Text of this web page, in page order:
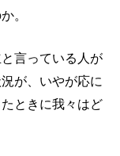
。
言っている人が
が、いやが応に
ときに我々はど